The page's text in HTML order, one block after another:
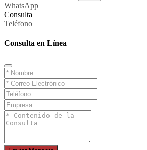
WhatsApp
Consulta
Teléfono
Consulta en Línea